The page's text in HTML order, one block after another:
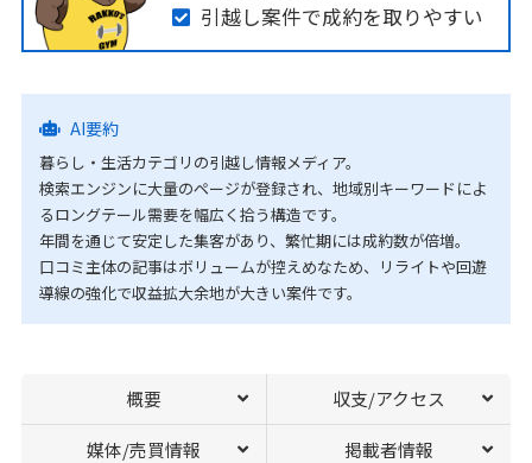
引越し案件で成約を取りやすい
AI要約
暮らし・生活カテゴリの引越し情報メディア。
検索エンジンに大量のページが登録され、地域別キーワードによ
るロングテール需要を幅広く拾う構造です。
年間を通じて安定した集客があり、繁忙期には成約数が倍増。
口コミ主体の記事はボリュームが控えめなため、リライトや回遊
導線の強化で収益拡大余地が大きい案件です。
概要 収支/アクセス
媒体/売買情報 掲載者情報